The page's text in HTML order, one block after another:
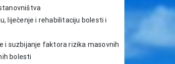
liječenje i rehabilitaciju bolesti i
i suzbijanje faktora rizika masovnih
bolesti